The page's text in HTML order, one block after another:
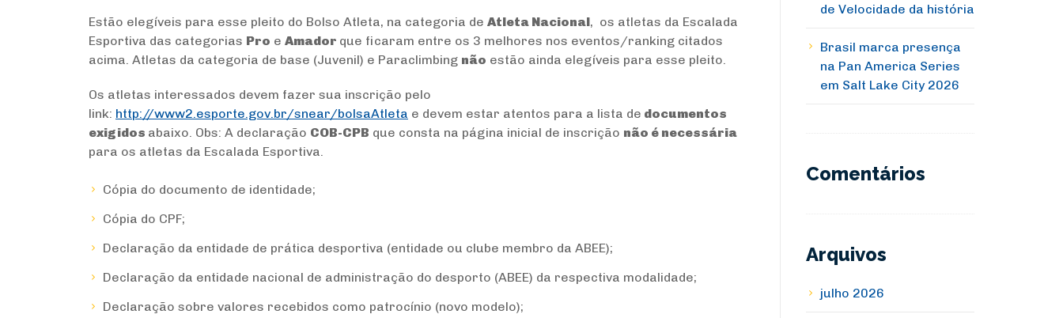
Estão elegíveis para esse pleito do Bolso Atleta, na categoria de Atleta Nacional, os atletas da Escalada
Esportiva das categorias Pro e Amador que ficaram entre os 3 melhores nos eventos/ranking citados
acima. Atletas da categoria de base (Juvenil) e Paraclimbing não estão ainda elegíveis para esse pleito.
Os atletas interessados devem fazer sua inscrição pelo
link: http://www2.esporte.gov.br/snear/bolsaAtleta e devem estar atentos para a lista de documentos
exigidos abaixo. Obs: A declaração COB-CPB que consta na página inicial de inscrição não é necessária
para os atletas da Escalada Esportiva.
Cópia do documento de identidade;
Cópia do CPF;
Declaração da entidade de prática desportiva (entidade ou clube membro da ABEE);
Declaração da entidade nacional de administração do desporto (ABEE) da respectiva modalidade;
Declaração sobre valores recebidos como patrocínio (novo modelo);
de Velocidade da história
Brasil marca presença
na Pan America Series
em Salt Lake City 2026
Comentários
Arquivos
julho 2026